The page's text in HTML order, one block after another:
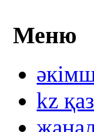
Меню
kz